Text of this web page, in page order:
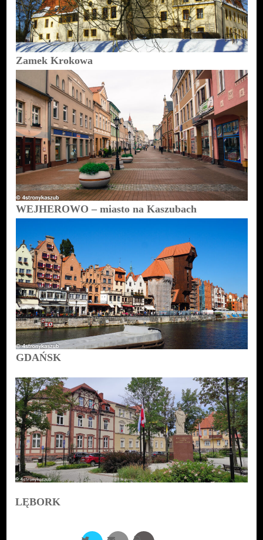
Zamek Krokowa
WEJHEROWO – miasto na Kaszubach
GDAŃSK
LĘBORK